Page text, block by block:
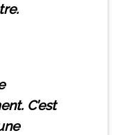
C’est